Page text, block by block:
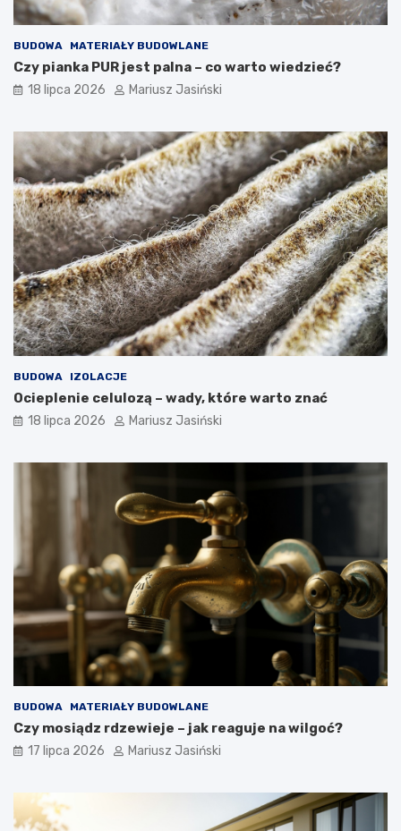
BUDOWA MATERIAŁY BUDOWLANE
Czy pianka PUR jest palna – co warto wiedzieć?
18 lipca 2026 Mariusz Jasiński
BUDOWA IZOLACJE
Ocieplenie celulozą – wady, które warto znać
18 lipca 2026 Mariusz Jasiński
BUDOWA MATERIAŁY BUDOWLANE
Czy mosiądz rdzewieje – jak reaguje na wilgoć?
17 lipca 2026 Mariusz Jasiński